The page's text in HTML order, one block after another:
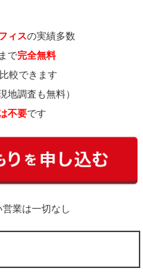
ィスの実績多数
で完全無料
較できます
地調査も無料）
不要です
業は一切なし